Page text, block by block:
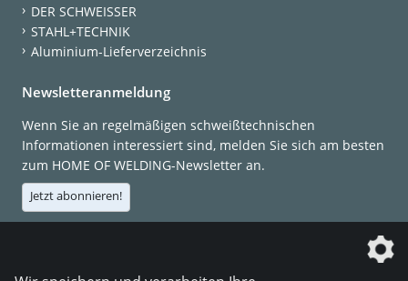
DER SCHWEISSER
STAHL+TECHNIK
Aluminium-Lieferverzeichnis
Newsletteranmeldung
Wenn Sie an regelmäßigen schweißtechnischen
Informationen interessiert sind, melden Sie sich am besten
zum HOME OF WELDING-Newsletter an.
Jetzt abonnieren!
Die DVS Media GmbH ist ein Unternehmen der